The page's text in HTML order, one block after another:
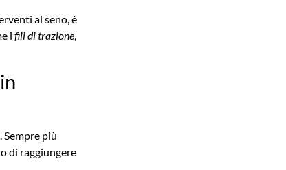
al seno, è
i fili di trazione
più
di raggiungere